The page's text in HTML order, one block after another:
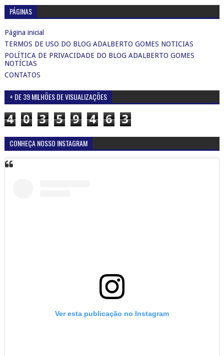
PÁGINAS
Página inicial
TERMOS DE USO DO BLOG ADALBERTO GOMES NOTICIAS
POLÍTICA DE PRIVACIDADE DO BLOG ADALBERTO GOMES
NOTÍCIAS
CONTATOS
+ DE 39 MILHÕES DE VISUALIZAÇÕES
4 0 3 5 9 4 6 3
CONHEÇA NOSSO INSTAGRAM
Ver esta publicação no Instagram